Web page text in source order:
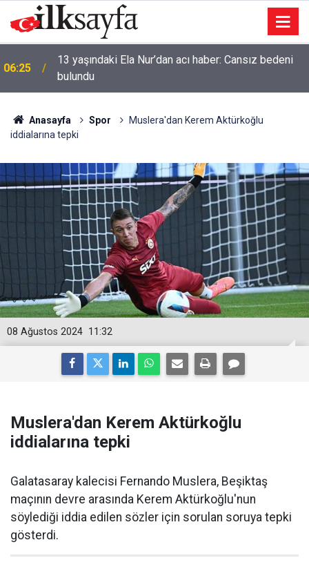
06:25
13 yaşındaki Ela Nur’dan acı haber: Cansız bedeni
bulundu
Anasayfa Spor
Muslera'dan Kerem Aktürkoğlu
iddialarına tepki
11:32
08 Ağustos 2024
Muslera'dan Kerem Aktürkoğlu
iddialarına tepki
Galatasaray kalecisi Fernando Muslera, Beşiktaş
maçının devre arasında Kerem Aktürkoğlu'nun
söylediği iddia edilen sözler için sorulan soruya tepki
gösterdi.